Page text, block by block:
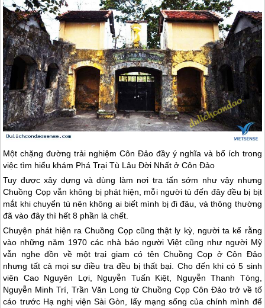
Một chặng đường trải nghiệmCôn Đảo đầy ý nghĩa và bổ ích trong
việc tìm hiểu khám Phá Trại Tù Lâu Đời Nhất ởCôn Đảo
Tuy được xây dựng và dùng làm nơi tra tấn sớm như vậy nhưng
Chuồng Cọp vẫn không bị phát hiện, mỗi người tù đến đây đều bị bịt
mắt khi chuyển tù nên không ai biết mình bị đi đâu, và thông thường
đã vào đây thì hết 8 phần là chết.
Chuyện phát hiện ra Chuồng Cọp cũng thật ly kỳ, người ta kể rằng
vào những năm 1970 các nhà báo người Việt cũng như người Mỹ
vẫn nghe đồn về một trại giam có tên Chuồng Cọp ởCôn Đảo
nhưng tất cả mọi sư điều tra đều bị thất bại. Cho đến khi có 5 sinh
viên Cao Nguyên Lợi, Nguyễn Tuấn Kiệt, Nguyễn Thanh Tòng,
Nguyễn Minh Trí, Trần Văn Long từ Chuồng Cọp Côn Đảotrở về tố
cáo trước Hạ nghị viện Sài Gòn, lấy mạng sống của chính mình để